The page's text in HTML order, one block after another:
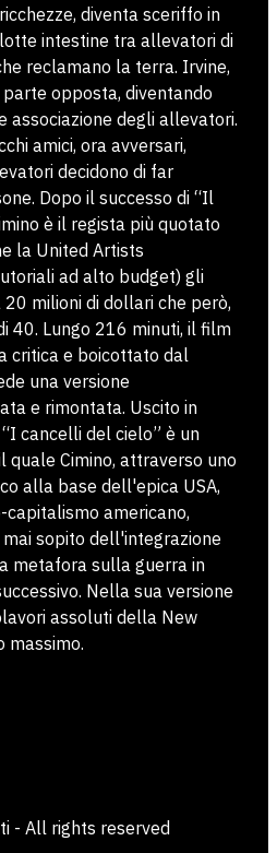
diventa sceriffo in
intestine tra allevatori di
reclamano la terra. Irvine,
opposta, diventando
associazione degli allevatori.
amici, ora avversari,
decidono di far
Dopo il successo di “Il
è il regista più quotato
la United Artists
ad alto budget) gli
milioni di dollari che però,
40. Lungo 216 minuti, il film
critica e boicottato dal
una versione
e rimontata. Uscito in
cancelli del cielo” è un
quale Cimino, attraverso uno
alla base dell'epica USA,
americano,
sopito dell'integrazione
metafora sulla guerra in
Nella sua versione
assoluti della New
massimo.
- All rights reserved